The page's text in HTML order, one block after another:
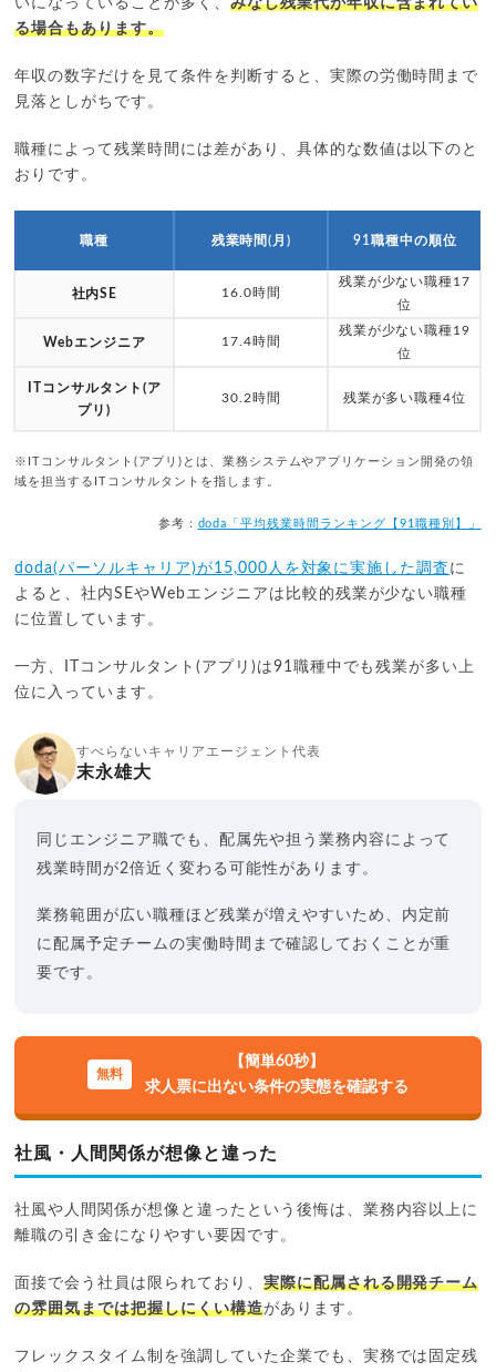
いになっていることが多く、 みなし残業代が年収に含まれてい
る場合もあります。
年収の数字だけを見て条件を判断すると、実際の労働時間まで
見落としがちです。
職種によって残業時間には差があり、具体的な数値は以下のと
おりです。
職種 残業時間(月) 91職種中の順位
社内SE 16.0時間
残業が少ない職種17
位
Webエンジニア 17.4時間
残業が少ない職種19
位
ITコンサルタント(ア
プリ)
30.2時間 残業が多い職種4位
※ITコンサルタント(アプリ)とは、業務システムやアプリケーション開発の領
域を担当するITコンサルタントを指します。
参考： doda「平均残業時間ランキング【91職種別】」
doda(パーソルキャリア)が15,000人を対象に実施した調査 に
よると、社内SEやWebエンジニアは比較的残業が少ない職種
に位置しています。
一方、ITコンサルタント(アプリ)は91職種中でも残業が多い上
位に入っています。
すべらないキャリアエージェント代表
末永雄大
同じエンジニア職でも、配属先や担う業務内容によって
残業時間が2倍近く変わる可能性があります。
業務範囲が広い職種ほど残業が増えやすいため、内定前
に配属予定チームの実働時間まで確認しておくことが重
要です。
【簡単60秒】
求人票に出ない条件の実態を確認する
社風・人間関係が想像と違った
社風や人間関係が想像と違ったという後悔は、業務内容以上に
離職の引き金になりやすい要因です。
面接で会う社員は限られており、 実際に配属される開発チーム
の雰囲気までは把握しにくい構造があります。
フレックスタイム制を強調していた企業でも、実務では固定残